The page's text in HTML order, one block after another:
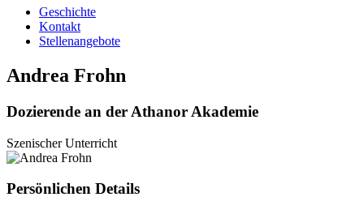
Geschichte
Kontakt
Stellenangebote
Andrea Frohn
Dozierende an der Athanor Akademie
Szenischer Unterricht
Persönlichen Details